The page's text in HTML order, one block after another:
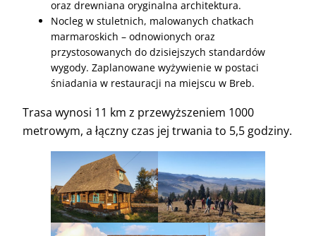
oraz drewniana oryginalna architektura.
Nocleg w stuletnich, malowanych chatkach
marmaroskich – odnowionych oraz
przystosowanych do dzisiejszych standardów
wygody. Zaplanowane wyżywienie w postaci
śniadania w restauracji na miejscu w Breb.
Trasa wynosi 11 km z przewyższeniem 1000
metrowym, a łączny czas jej trwania to 5,5 godziny.